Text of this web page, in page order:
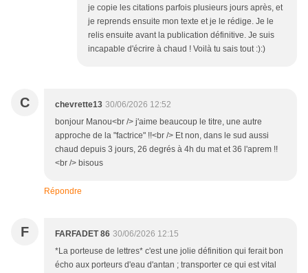
je copie les citations parfois plusieurs jours après, et
je reprends ensuite mon texte et je le rédige. Je le
relis ensuite avant la publication définitive. Je suis
incapable d'écrire à chaud ! Voilà tu sais tout :):)
C chevrette13 30/06/2026 12:52
bonjour Manou<br /> j'aime beaucoup le titre, une autre
approche de la "factrice" !!<br /> Et non, dans le sud aussi
chaud depuis 3 jours, 26 degrés à 4h du mat et 36 l'aprem !!
<br /> bisous
Répondre
F FARFADET 86 30/06/2026 12:15
*La porteuse de lettres* c'est une jolie définition qui ferait bon
écho aux porteurs d'eau d'antan ; transporter ce qui est vital